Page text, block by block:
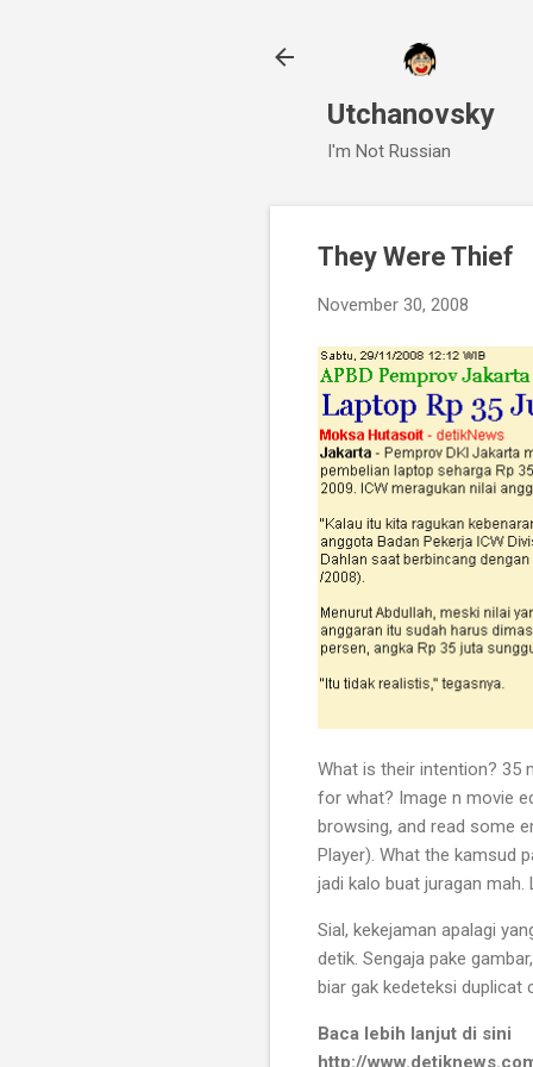
Utchanovsky
I'm Not Russian
They Were Thief
November 30, 2008
What is their intention? 35
for what? Image n movie
browsing, and read some
Player). What the kamsud
jadi kalo buat juragan mah.
Sial, kekejaman apalagi
detik. Sengaja pake
biar gak kedeteksi duplicat
Baca lebih lanjut di sini
http://